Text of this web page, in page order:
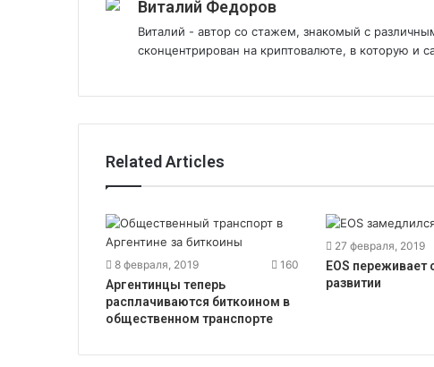
Виталий Федоров
Виталий - автор со стажем, знакомый с
сконцентрирован на криптовалюте, в которую и
Related Articles
8 февраля, 2019 160
Аргентинцы теперь
расплачиваются биткоином в
общественном транспорте
27 февраля, 2019
EOS переживает
развитии